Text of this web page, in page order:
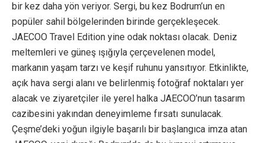
bir kez daha yön veriyor. Sergi, bu kez Bodrum’un en
popüler sahil bölgelerinden birinde gerçekleşecek.
JAECOO Travel Edition yine odak noktası olacak. Deniz
meltemleri ve güneş ışığıyla çerçevelenen model,
markanın yaşam tarzı ve keşif ruhunu yansıtıyor. Etkinlikte,
açık hava sergi alanı ve belirlenmiş fotoğraf noktaları yer
alacak ve ziyaretçiler ile yerel halka JAECOO’nun tasarım
cazibesini yakından deneyimleme fırsatı sunulacak.
Çeşme’deki yoğun ilgiyle başarılı bir başlangıca imza atan